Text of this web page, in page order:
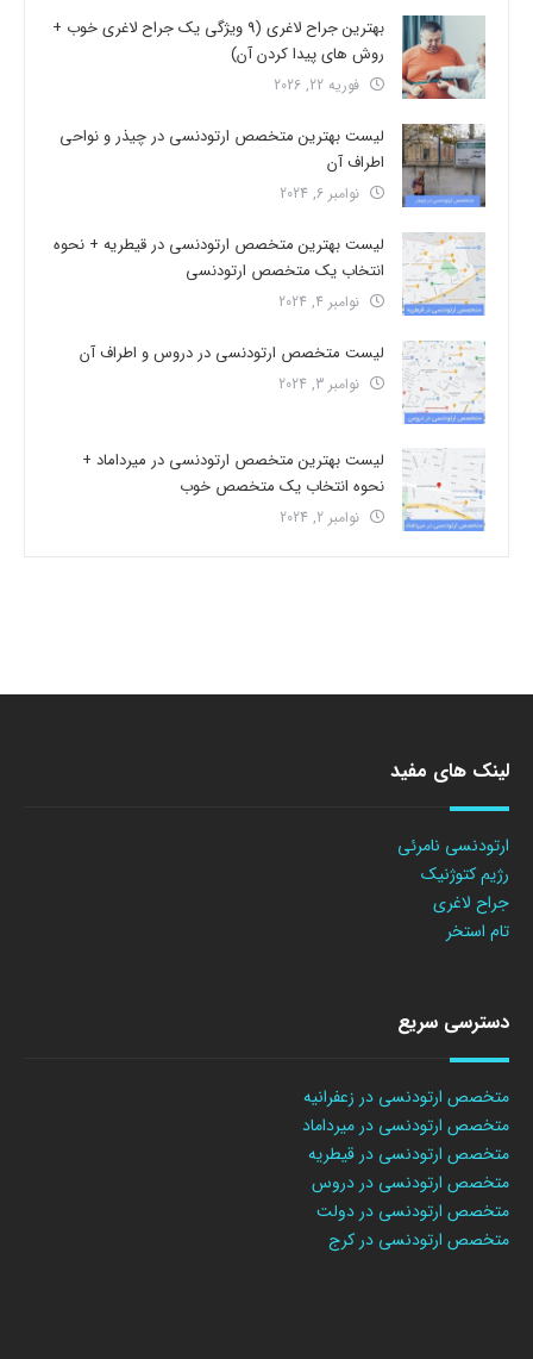
بهترین جراح لاغری (9 ویژگی یک جراح لاغری خوب +
روش های پیدا کردن آن)
فوریه 22, 2026
لیست بهترین متخصص ارتودنسی در چیذر و نواحی
اطراف آن
نوامبر 6, 2024
لیست بهترین متخصص ارتودنسی در قیطریه + نحوه
انتخاب یک متخصص ارتودنسی
نوامبر 4, 2024
لیست متخصص ارتودنسی در دروس و اطراف آن
نوامبر 3, 2024
لیست بهترین متخصص ارتودنسی در میرداماد +
نحوه انتخاب یک متخصص خوب
نوامبر 2, 2024
لینک های مفید
ارتودنسی نامرئی
رژیم کتوژنیک
جراح لاغری
تام استخر
دسترسی سریع
متخصص ارتودنسی در زعفرانیه
متخصص ارتودنسی در میرداماد
متخصص ارتودنسی در قیطریه
متخصص ارتودنسی در دروس
متخصص ارتودنسی در دولت
متخصص ارتودنسی در کرج